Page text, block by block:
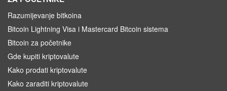
Razumijevanje bitkoina
Bitcoin Lightning Visa i Mastercard Bitcoin sistema
Bitcoin za početnike
Gde kupiti kriptovalute
Kako prodati kriptovalute
Kako zaraditi kriptovalute